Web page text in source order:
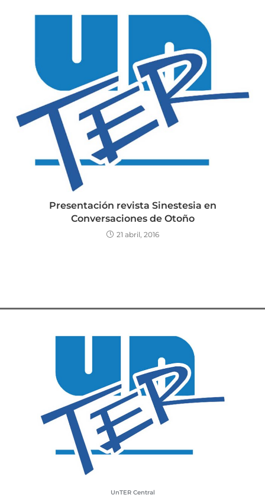
Presentación revista Sinestesia en
Conversaciones de Otoño
21 abril, 2016
UnTER Central